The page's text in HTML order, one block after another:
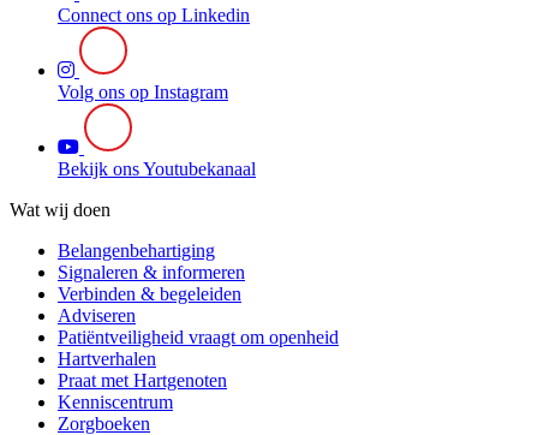
Connect ons op Linkedin
Volg ons op Instagram
Bekijk ons Youtubekanaal
Wat wij doen
Belangenbehartiging
Signaleren & informeren
Verbinden & begeleiden
Adviseren
Patiëntveiligheid vraagt om openheid
Hartverhalen
Praat met Hartgenoten
Kenniscentrum
Zorgboeken